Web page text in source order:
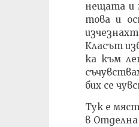
нещата и
това и
Класът
ка към
бих се
Тук е
в